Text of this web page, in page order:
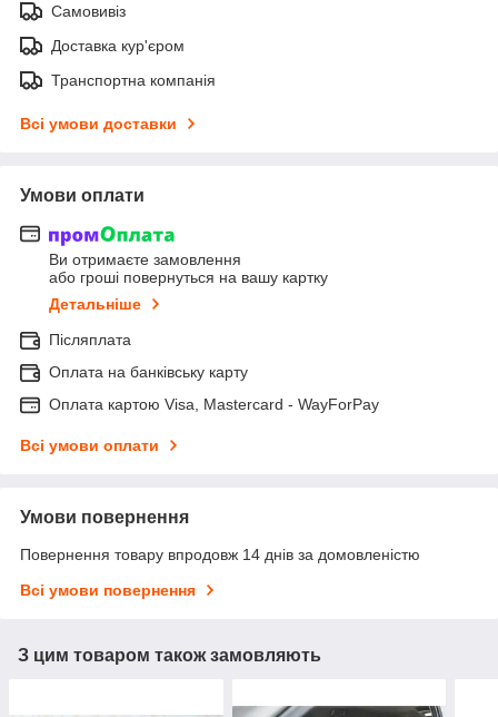
Самовивіз
Доставка кур'єром
Транспортна компанія
Всі умови доставки
Умови оплати
Ви отримаєте замовлення
або гроші повернуться на вашу картку
Детальніше
Післяплата
Оплата на банківську карту
Оплата картою Visa, Mastercard - WayForPay
Всі умови оплати
Умови повернення
Повернення товару впродовж 14 днів за домовленістю
Всі умови повернення
З цим товаром також замовляють